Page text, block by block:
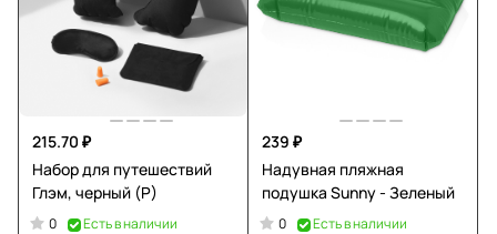
215.70 ₽
Набор для путешествий
Глэм, черный (Р)
0
Есть в наличии
239 ₽
Надувная пляжная
подушка Sunny - Зеленый
0
Есть в наличии